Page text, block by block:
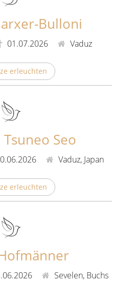
Bulloni
01.07.2026 Vaduz
erleuchten (9
Seo
Vaduz, Japan
erleuchten
Sevelen, Buchs